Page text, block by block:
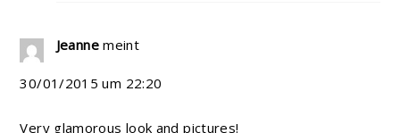
Jeanne meint
30/01/2015 um 22:20
Very glamorous look and pictures!